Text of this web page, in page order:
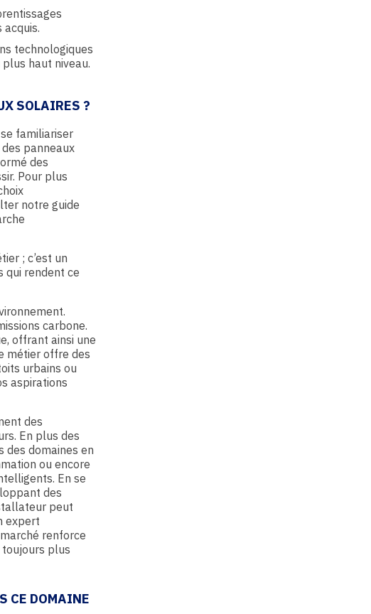
technologiques
haut niveau.
SOLAIRES ?
familiariser
panneaux
des
Pour plus
notre guide
; c’est un
qui rendent ce
carbone.
offrant ainsi une
métier offre des
urbains ou
aspirations
des
En plus des
des domaines en
ou encore
En se
des
peut
expert
renforce
plus
CE DOMAINE